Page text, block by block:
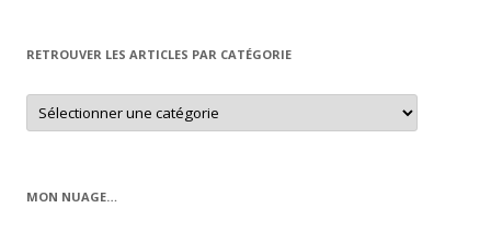
RETROUVER LES ARTICLES PAR CATÉGORIE
Retrouver
les
articles
MON NUAGE…